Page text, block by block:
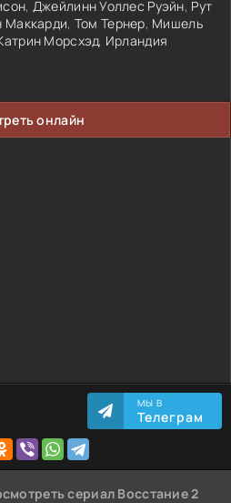
, Джейлинн Уоллес Руэйн, Рут
Маккарди, Том Тернер, Мишель
Морсхэд, Ирландия
онлайн
МЫ В
Телеграм
сериал Восстание 2